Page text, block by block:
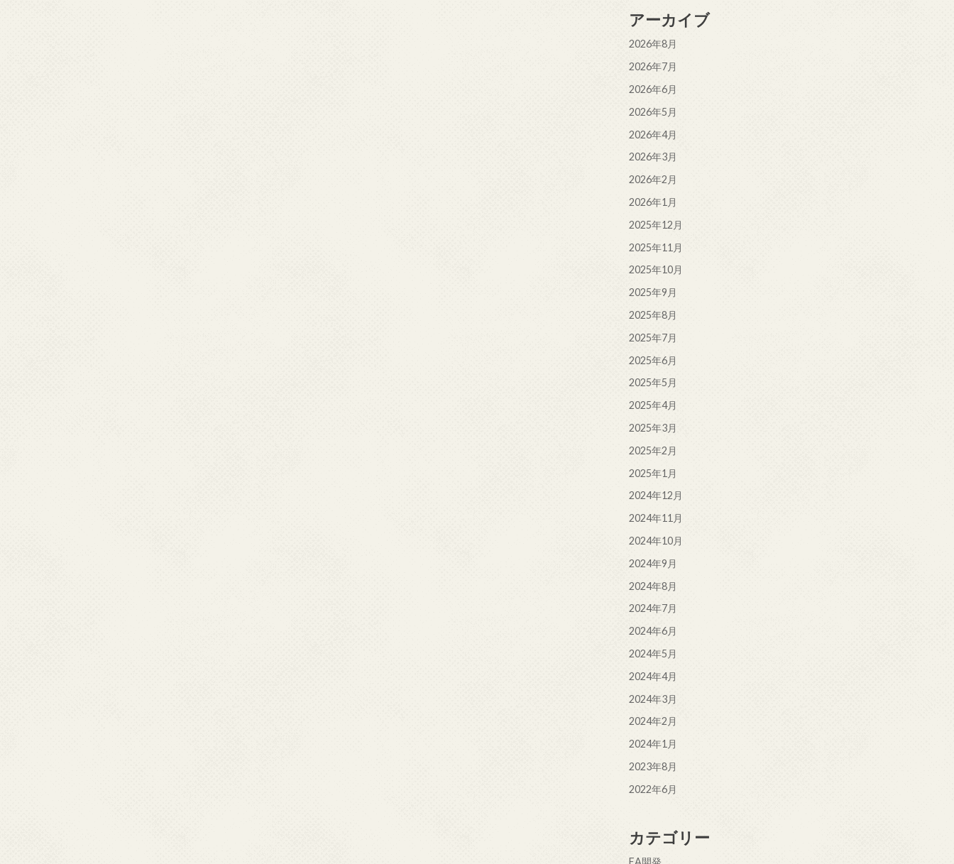
アーカイブ
2026年8月
2026年7月
2026年6月
2026年5月
2026年4月
2026年3月
2026年2月
2026年1月
2025年12月
2025年11月
2025年10月
2025年9月
2025年8月
2025年7月
2025年6月
2025年5月
2025年4月
2025年3月
2025年2月
2025年1月
2024年12月
2024年11月
2024年10月
2024年9月
2024年8月
2024年7月
2024年6月
2024年5月
2024年4月
2024年3月
2024年2月
2024年1月
2023年8月
2022年6月
カテゴリー
EA開発